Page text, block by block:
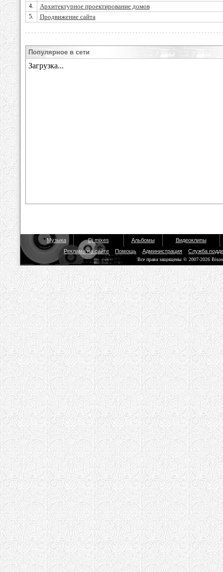
4. Aрхитектурное проектирование домов
5. Продвижение сайта
Популярное в сети
Музыка Dj mixes Альбомы
Видеоклипы
Реклама на сайте
Помощь Администрация Служба
Все права защищены © 2007-2026